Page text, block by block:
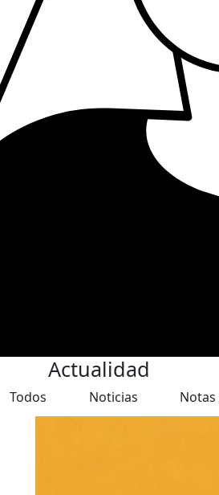
Actualidad
Todos Noticias